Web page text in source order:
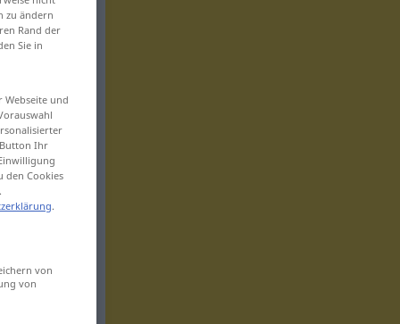
zu ändern
Rand der
Sie in
und
Ihr
den Cookies
.
von
von